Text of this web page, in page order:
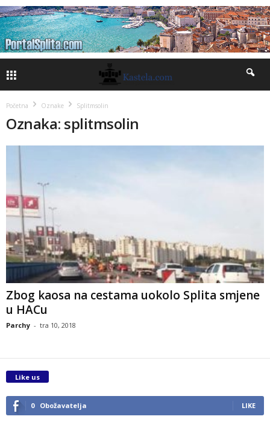
Početna Oznake Splitmsolin
Oznaka: splitmsolin
Zbog kaosa na cestama uokolo Splita smjene
u HACu
Parchy - tra 10, 2018
Like us
0 Obožavatelja LIKE